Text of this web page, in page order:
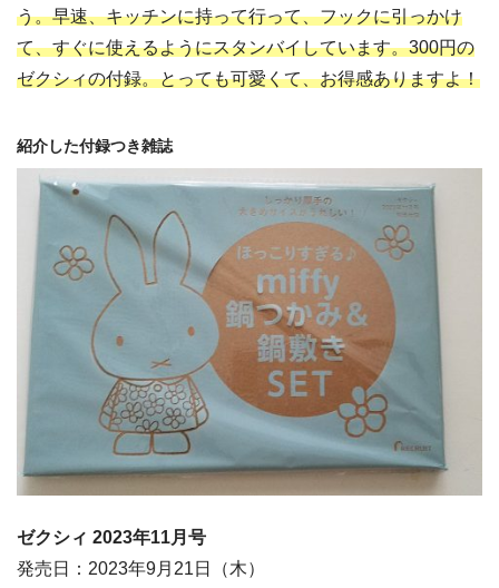
う。早速、キッチンに持って行って、フックに引っかけ
て、すぐに使えるようにスタンバイしています。300円の
ゼクシィの付録。とっても可愛くて、お得感ありますよ！
紹介した付録つき雑誌
ゼクシィ 2023年11月号
発売日：2023年9月21日（木）